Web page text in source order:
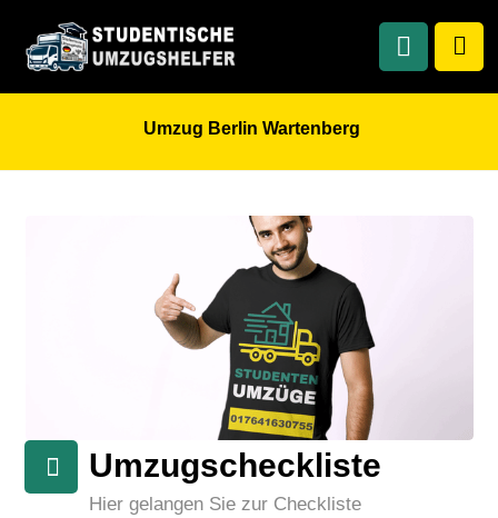
Umzug Berlin Wartenberg
Umzugscheckliste
Hier gelangen Sie zur Checkliste